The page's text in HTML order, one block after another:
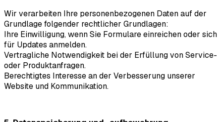
Wir verarbeiten Ihre personenbezogenen Daten auf der
Grundlage folgender rechtlicher Grundlagen:
Ihre Einwilligung, wenn Sie Formulare einreichen oder sich
für Updates anmelden.
Vertragliche Notwendigkeit bei der Erfüllung von Service-
oder Produktanfragen.
Berechtigtes Interesse an der Verbesserung unserer
Website und Kommunikation.